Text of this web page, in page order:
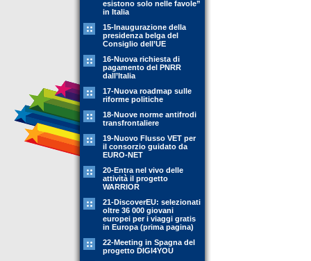
esistono solo nelle favole”
in Italia
15-Inaugurazione della
presidenza belga del
Consiglio dell’UE
16-Nuova richiesta di
pagamento del PNRR
dall’Italia
17-Nuova roadmap sulle
riforme politiche
18-Nuove norme antifrodi
transfrontaliere
19-Nuovo Flusso VET per
il consorzio guidato da
EURO-NET
20-Entra nel vivo delle
attività il progetto
WARRIOR
21-DiscoverEU: selezionati
oltre 36 000 giovani
europei per i viaggi gratis
in Europa (prima pagina)
22-Meeting in Spagna del
progetto DIGI4YOU